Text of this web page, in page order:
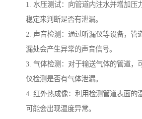
1. 水压测试：向管道内注水并增加压
稳定来判断是否有泄漏。
2. 声音检测：通过听漏仪等设备，管
漏处会产生异常的声音信号。
3. 气体检测：对于输送气体的管道，
仪检测是否有气体泄漏。
4. 红外热成像：利用检测管道表面的
可能会出现温度异常。